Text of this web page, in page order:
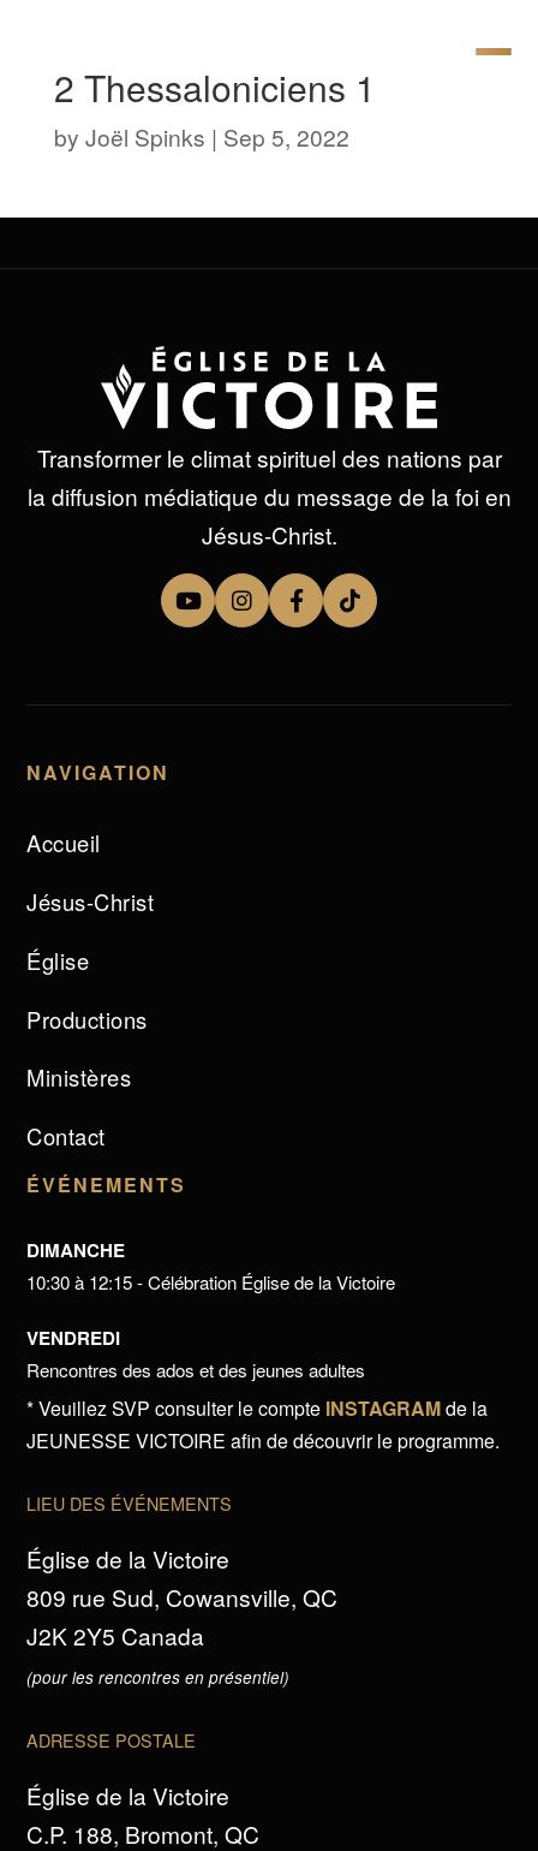
2 Thessaloniciens 1
by Joël Spinks | Sep 5, 2022
Transformer le climat spirituel des nations par
la diffusion médiatique du message de la foi en
Jésus-Christ.
NAVIGATION
Accueil
Jésus-Christ
Église
Productions
Ministères
Contact
ÉVÉNEMENTS
DIMANCHE
10:30 à 12:15 - Célébration Église de la Victoire
VENDREDI
Rencontres des ados et des jeunes adultes
* Veuillez SVP consulter le compte INSTAGRAMde la
JEUNESSE VICTOIRE afin de découvrir le programme.
LIEU DES ÉVÉNEMENTS
Église de la Victoire
809 rue Sud, Cowansville, QC
J2K 2Y5 Canada
(pour les rencontres en présentiel)
ADRESSE POSTALE
Église de la Victoire
C.P. 188, Bromont, QC